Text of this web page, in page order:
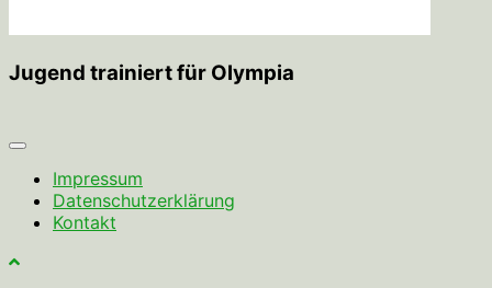
Jugend trainiert für Olympia
Impressum
Datenschutzerklärung
Kontakt